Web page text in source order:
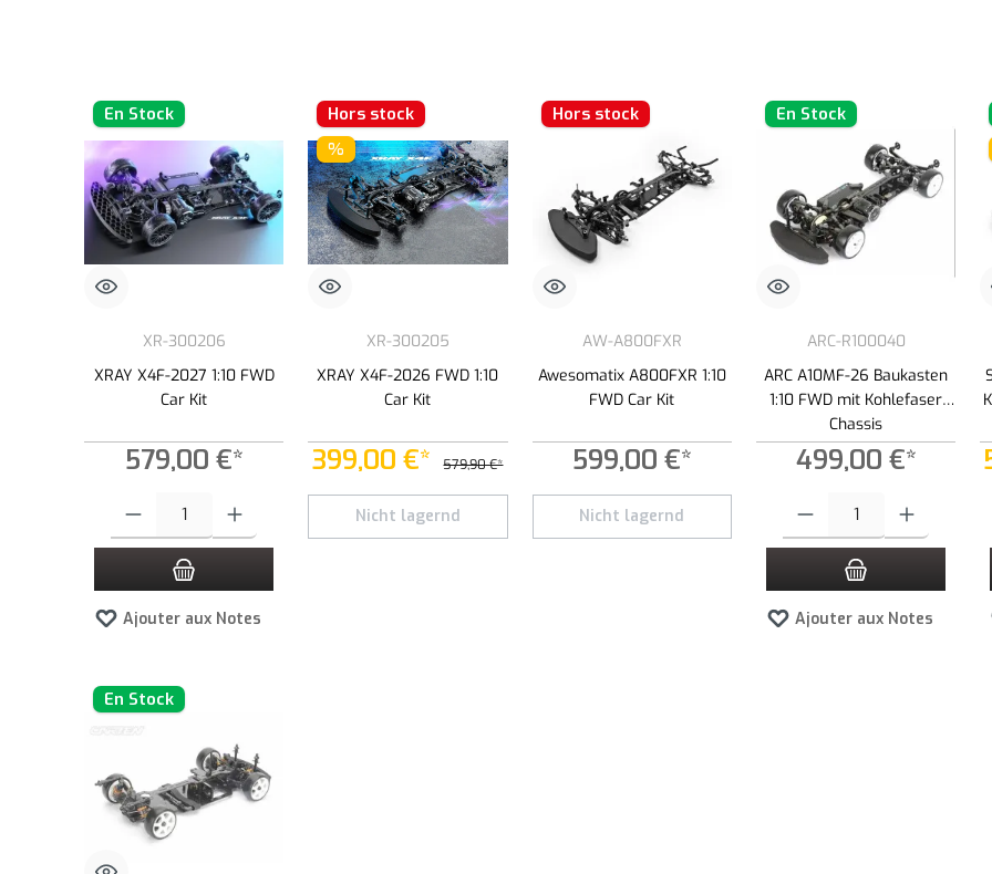
En Stock
XR-300206
XRAY X4F-2027 1:10 FWD
Car Kit
579,00 €*
Quantité de produit : Entrez la quantité souhaitée ou utilisez les boutons pour augmenter ou diminuer la quantité.
Ajouter aux Notes
Hors stock
%
XR-300205
XRAY X4F-2026 FWD 1:10
Car Kit
399,00 €* 579,90 €*
Nicht lagernd
Hors stock
AW-A800FXR
Awesomatix A800FXR 1:10
FWD Car Kit
599,00 €*
Nicht lagernd
En Stock
ARC-R100040
ARC A10MF-26 Baukasten
1:10 FWD mit Kohlefaser
Chassis
499,00 €*
Ajouter aux Notes
En Stock